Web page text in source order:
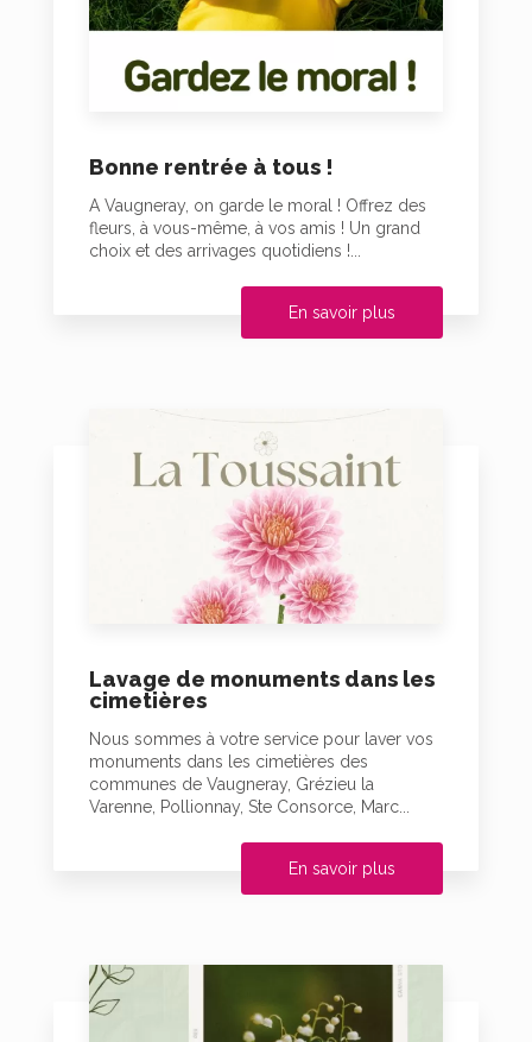
Bonne rentrée à tous !
A Vaugneray, on garde le moral ! Offrez des
fleurs, à vous-même, à vos amis ! Un grand
choix et des arrivages quotidiens !...
En savoir plus
Lavage de monuments dans les
cimetières
Nous sommes à votre service pour laver vos
monuments dans les cimetières des
communes de Vaugneray, Grézieu la
Varenne, Pollionnay, Ste Consorce, Marc...
En savoir plus